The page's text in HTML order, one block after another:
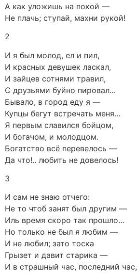
А как уложишь на покой —
Не плачь; ступай, махни рукой!
2
И я был молод, ел и пил,
И красных девушек ласкал,
И зайцев сотнями травил,
С друзьями буйно пировал…
Бывало, в город еду я —
Купцы бегут встречать меня…
Я первым славился бойцом,
И богачом, и молодцом.
Богатство всё перевелось —
Да что!.. любить не довелось!
3
И сам не знаю отчего:
Не то чтоб занят был другим —
Иль время скоро так прошло…
Но только не был я любим —
И не любил; зато тоска
Грызет и давит старика —
И в страшный час, последний час,